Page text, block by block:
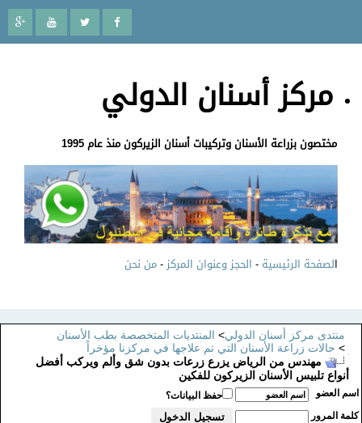
مركز أسنان الدولي
مختصون بزراعة الأسنان وتركيبات أسنان الزيركون منذ عام 1995
لصفحة الرئيسية-الحجز وعنوان المركز-من نحن
منتدى مركز أسنان الدولي >المنتديات المتخصصة بطب الأسنان
>حالات زراعة الأسنان التي تم علاجها في مركزنا مؤخراً
مهندس من الرياض يزرع زرعات بدون شق وألم ويركب أفضل
أنواع تلبيس الأسنان الزيركون للفكين
اسم العضو
حفظ البيانات؟
كلمة المرور